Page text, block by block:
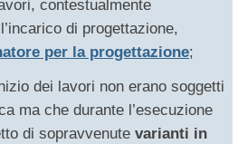
contestualmente
di progettazione,
per la progettazione;
dei lavori non erano soggetti
ma che durante l’esecuzione
di sopravvenute varianti in